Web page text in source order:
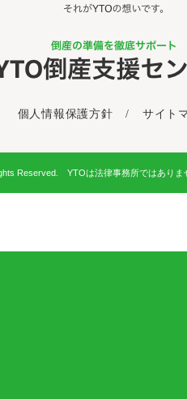
個人情報保護方針 / サイト
Reserved. YTOは法律事務所ではありま